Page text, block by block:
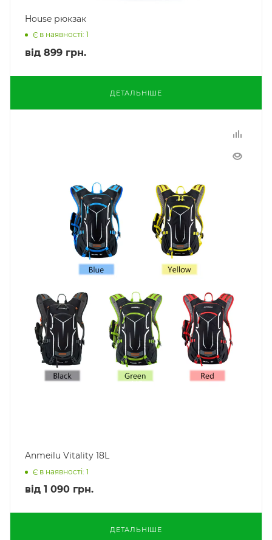
House рюкзак
Є в наявності: 1
від 899 грн.
ДЕТАЛЬНІШЕ
Anmeilu Vitality 18L
Є в наявності: 1
від 1 090 грн.
ДЕТАЛЬНІШЕ